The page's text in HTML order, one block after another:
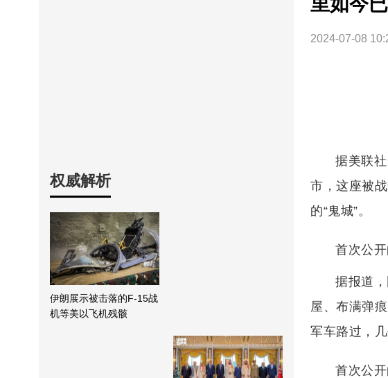
权威解析
伊朗展示被击落的F-15战
机等美以飞机残骸
2024-07-08
据美联
市，这座被
的“鬼城”。
首次公
据报道
屋、布满弹
军车路过，
首次公